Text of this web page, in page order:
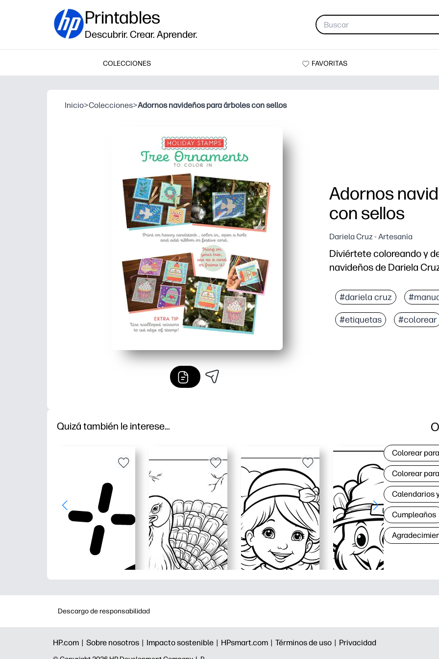
Printables
Descubrir. Crear. Aprender.
COLECCIONES FAVORITAS
Inicio>Colecciones>Adornos navideños para árboles con sellos
Adornos
con sellos
Dariela Cruz - Artesanía
Diviértete coloreando y
navideños de Dariela
Manualidades para
Involucra a niños de
Desarrolla la
#dariela cruz
#etiquetas #colorear
Quizá también le interese…
Colorear
Colorear
Calendarios
Cumpleaños
Descargo de responsabilidad
HP.com | Sobre nosotros | Impacto sostenible | HPsmart.com | Términos de uso | Privacidad